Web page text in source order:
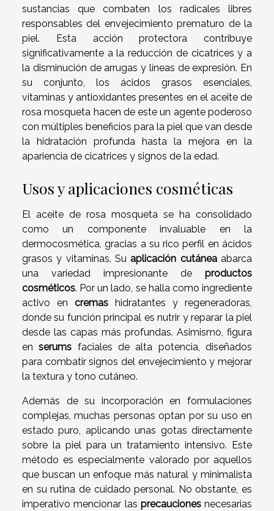
sustancias que combaten los radicales libres
responsables del envejecimiento prematuro de la
piel. Esta acción protectora contribuye
significativamente a la reducción de cicatrices y a
la disminución de arrugas y líneas de expresión. En
su conjunto, los ácidos grasos esenciales,
vitaminas y antioxidantes presentes en el aceite de
rosa mosqueta hacen de este un agente poderoso
con múltiples beneficios para la piel que van desde
la hidratación profunda hasta la mejora en la
apariencia de cicatrices y signos de la edad.
Usos y aplicaciones cosméticas
El aceite de rosa mosqueta se ha consolidado
como un componente invaluable en la
dermocosmética, gracias a su rico perfil en ácidos
grasos y vitaminas. Su aplicación cutáneaabarca
una variedad impresionante de productos
cosméticos. Por un lado, se halla como ingrediente
activo en cremas hidratantes y regeneradoras,
donde su función principal es nutrir y reparar la piel
desde las capas más profundas. Asimismo, figura
enserums faciales de alta potencia, diseñados
para combatir signos del envejecimiento y mejorar
la textura y tono cutáneo.
Además de su incorporación en formulaciones
complejas, muchas personas optan por su uso en
estado puro, aplicando unas gotas directamente
sobre la piel para un tratamiento intensivo. Este
método es especialmente valorado por aquellos
que buscan un enfoque más natural y minimalista
en su rutina de cuidado personal. No obstante, es
imperativo mencionar las precaucionesnecesarias